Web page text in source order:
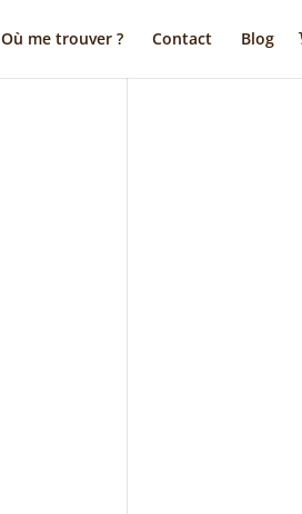
Où me trouver ? Contact Blog